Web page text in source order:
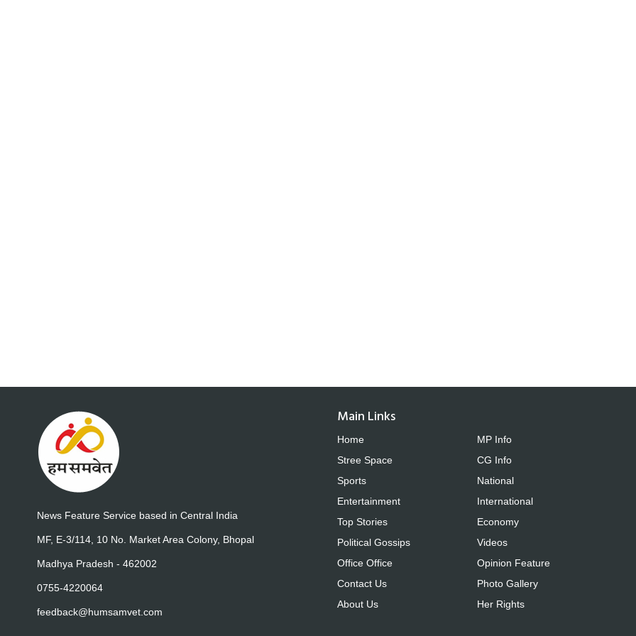
News Feature Service based in Central India
MF, E-3/114, 10 No. Market Area Colony, Bhopal
Madhya Pradesh - 462002
0755-4220064
feedback@humsamvet.com
Main Links
Home
Stree Space
Sports
Entertainment
Top Stories
Political Gossips
Office Office
Contact Us
About Us
MP Info
CG Info
National
International
Economy
Videos
Opinion Feature
Photo Gallery
Her Rights